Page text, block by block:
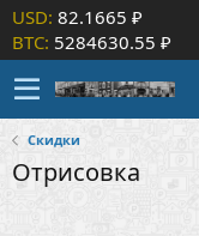
USD: 82.1665 ₽
BTC: 5284630.55 ₽
Скидки
Отрисовка